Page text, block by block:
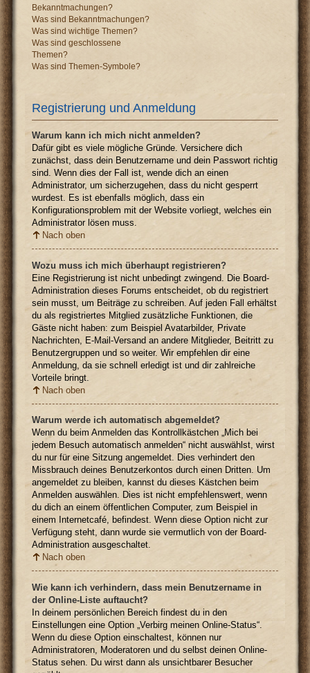
Bekanntmachungen?
Was sind Bekanntmachungen?
Was sind wichtige Themen?
Was sind geschlossene
Themen?
Was sind Themen-Symbole?
Registrierung und Anmeldung
Warum kann ich mich nicht anmelden?
Dafür gibt es viele mögliche Gründe. Versichere dich
zunächst, dass dein Benutzername und dein Passwort richtig
sind. Wenn dies der Fall ist, wende dich an einen
Administrator, um sicherzugehen, dass du nicht gesperrt
wurdest. Es ist ebenfalls möglich, dass ein
Konfigurationsproblem mit der Website vorliegt, welches ein
Administrator lösen muss.
Nach oben
Wozu muss ich mich überhaupt registrieren?
Eine Registrierung ist nicht unbedingt zwingend. Die Board-
Administration dieses Forums entscheidet, ob du registriert
sein musst, um Beiträge zu schreiben. Auf jeden Fall erhältst
du als registriertes Mitglied zusätzliche Funktionen, die
Gäste nicht haben: zum Beispiel Avatarbilder, Private
Nachrichten, E-Mail-Versand an andere Mitglieder, Beitritt zu
Benutzergruppen und so weiter. Wir empfehlen dir eine
Anmeldung, da sie schnell erledigt ist und dir zahlreiche
Vorteile bringt.
Nach oben
Warum werde ich automatisch abgemeldet?
Wenn du beim Anmelden das Kontrollkästchen „Mich bei
jedem Besuch automatisch anmelden“ nicht auswählst, wirst
du nur für eine Sitzung angemeldet. Dies verhindert den
Missbrauch deines Benutzerkontos durch einen Dritten. Um
angemeldet zu bleiben, kannst du dieses Kästchen beim
Anmelden auswählen. Dies ist nicht empfehlenswert, wenn
du dich an einem öffentlichen Computer, zum Beispiel in
einem Internetcafé, befindest. Wenn diese Option nicht zur
Verfügung steht, dann wurde sie vermutlich von der Board-
Administration ausgeschaltet.
Nach oben
Wie kann ich verhindern, dass mein Benutzername in
der Online-Liste auftaucht?
In deinem persönlichen Bereich findest du in den
Einstellungen eine Option „Verbirg meinen Online-Status“.
Wenn du diese Option einschaltest, können nur
Administratoren, Moderatoren und du selbst deinen Online-
Status sehen. Du wirst dann als unsichtbarer Besucher